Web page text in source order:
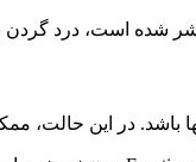
باشد. در این